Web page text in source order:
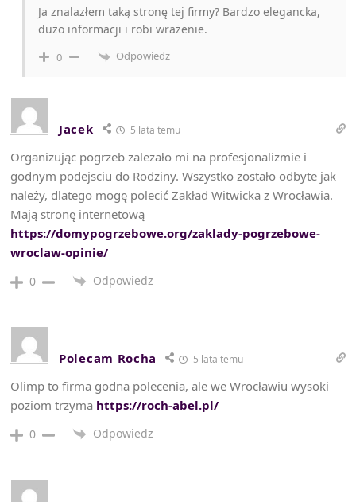
Ja znalazłem taką stronę tej firmy? Bardzo elegancka,
dużo informacji i robi wrażenie.
0 Odpowiedz
Jacek 5 lata temu
Organizując pogrzeb zalezało mi na profesjonalizmie i
godnym podejsciu do Rodziny. Wszystko zostało odbyte jak
należy, dlatego mogę polecić Zakład Witwicka z Wrocławia.
Mają stronę internetową
https://domypogrzebowe.org/zaklady-pogrzebowe-
wroclaw-opinie/
0 Odpowiedz
Polecam Rocha 5 lata temu
Olimp to firma godna polecenia, ale we Wrocławiu wysoki
poziom trzyma https://roch-abel.pl/
0 Odpowiedz